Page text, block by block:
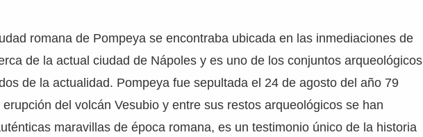
romana de Pompeya se encontraba ubicada en las inmediaciones de
de la actual ciudad de Nápoles y es uno de los conjuntos arqueológicos
de la actualidad. Pompeya fue sepultada el 24 de agosto del año 79
del volcán Vesubio y entre sus restos arqueológicos se han
maravillas de época romana, es un testimonio único de la historia